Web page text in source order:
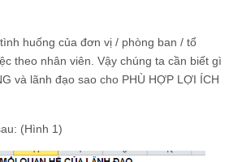
huống của đơn vị / phòng ban / tổ
theo nhân viên. Vậy chúng ta cần biết gì
và lãnh đạo sao cho PHÙ HỢP LỢI ÍCH
(Hình 1)